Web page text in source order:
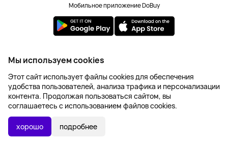
УТОЧНИТЬ НАЛИЧИЕ
Мобильное приложение DoBuy
2023-2026 © DoBuy. Все права защищены
Правила обработки персональных данных
Пользовательское соглашение
Оферта
Создание сайта – NetLab
Мы используем cookies
Этот сайт использует файлы cookies для обеспечения
удобства пользователей, анализа трафика и персонализации
контента. Продолжая пользоваться сайтом, вы
соглашаетесь с использованием файлов cookies.
хорошо подробнее